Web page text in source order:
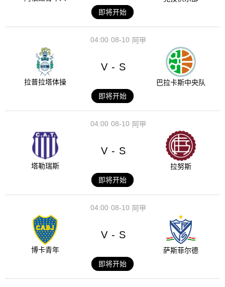
即将开始
08-10
04:00 阿甲
拉普拉塔体操
V - S
巴拉卡斯中央队
即将开始
08-10
04:00 阿甲
塔勒瑞斯
V - S
拉努斯
即将开始
08-10
04:00 阿甲
博卡青年
V - S
萨斯菲尔德
即将开始